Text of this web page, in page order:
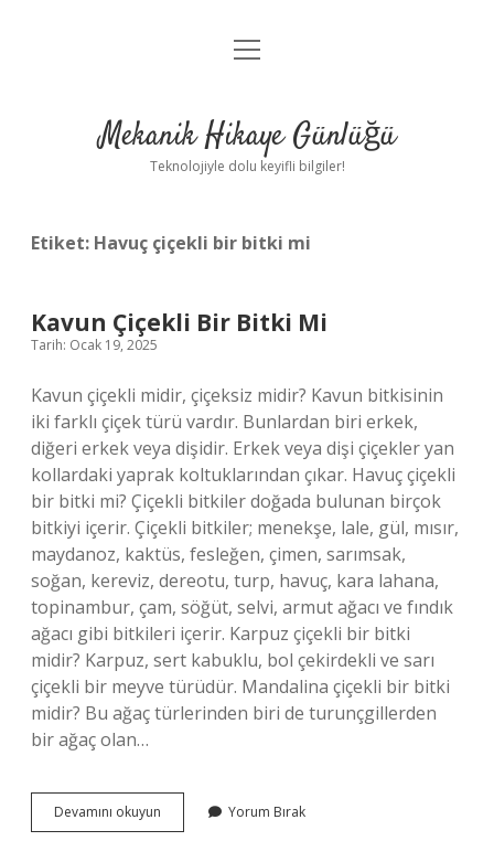
Anasayfa
Yasal Uyarı
menüyü
Mekanik Hikaye Günlüğü
Teknolojiyle dolu keyifli bilgiler!
Etiket: Havuç çiçekli bir bitki mi
Kavun Çiçekli Bir Bitki Mi
Tarih: Ocak 19, 2025
Kavun çiçekli midir, çiçeksiz midir? Kavun bitkisinin
iki farklı çiçek türü vardır. Bunlardan biri erkek,
diğeri erkek veya dişidir. Erkek veya dişi çiçekler yan
kollardaki yaprak koltuklarından çıkar. Havuç çiçekli
bir bitki mi? Çiçekli bitkiler doğada bulunan birçok
bitkiyi içerir. Çiçekli bitkiler; menekşe, lale, gül, mısır,
maydanoz, kaktüs, fesleğen, çimen, sarımsak,
soğan, kereviz, dereotu, turp, havuç, kara lahana,
topinambur, çam, söğüt, selvi, armut ağacı ve fındık
ağacı gibi bitkileri içerir. Karpuz çiçekli bir bitki
midir? Karpuz, sert kabuklu, bol çekirdekli ve sarı
çiçekli bir meyve türüdür. Mandalina çiçekli bir bitki
midir? Bu ağaç türlerinden biri de turunçgillerden
bir ağaç olan…
Devamını okuyun
Çiçekli
Yorum Bırak